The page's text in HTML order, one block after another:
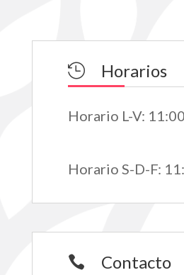
 Horarios
Horario L-V:
Horario S-D-F:
 Contacto